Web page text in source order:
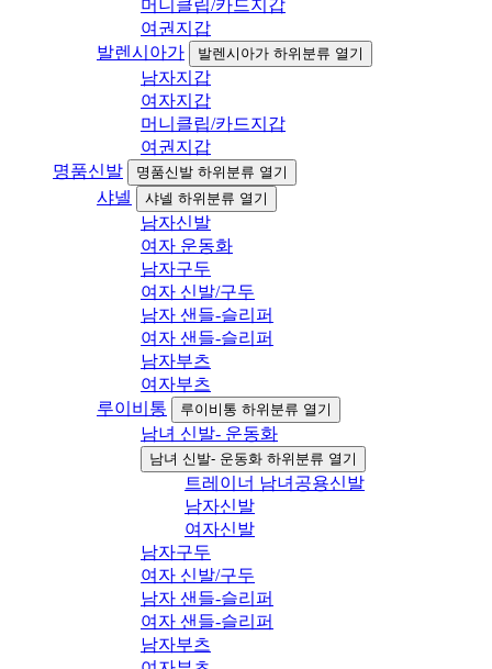
머니클립/카드지갑
여권지갑
발렌시아가
발렌시아가 하위분류 열기
남자지갑
여자지갑
머니클립/카드지갑
여권지갑
명품신발
명품신발 하위분류 열기
샤넬 샤넬 하위분류 열기
남자신발
여자 운동화
남자구두
여자 신발/구두
남자 샌들-슬리퍼
여자 샌들-슬리퍼
남자부츠
여자부츠
루이비통
루이비통 하위분류 열기
남녀 신발- 운동화
남녀 신발- 운동화 하위분류 열기
트레이너 남녀공용신발
남자신발
여자신발
남자구두
여자 신발/구두
남자 샌들-슬리퍼
여자 샌들-슬리퍼
남자부츠